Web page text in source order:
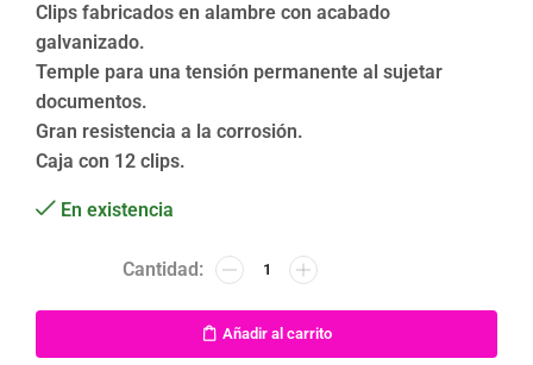
Clips fabricados en alambre con acabado
galvanizado.
Temple para una tensión permanente al sujetar
documentos.
Gran resistencia a la corrosión.
Caja con 12 clips.
En existencia
Añadir al carrito